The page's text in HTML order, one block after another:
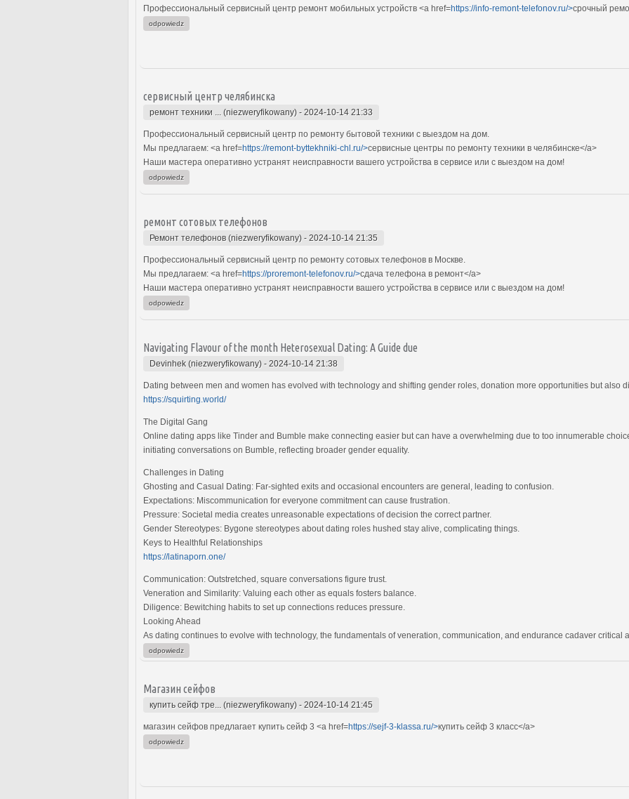
Профессиональный сервисный центр ремонт мобильных устройств <a href=https://info-remont-telefonov.ru/>срочный
odpowiedz
сервисный центр челябинска
ремонт техники ... (niezweryfikowany) - 2024-10-14 21:33
Профессиональный сервисный центр по ремонту бытовой техники с выездом на дом.
Мы предлагаем: <a href=https://remont-byttekhniki-chl.ru/>сервисные центры по ремонту техники в челябинске</a>
Наши мастера оперативно устранят неисправности вашего устройства в сервисе или с выездом на дом!
odpowiedz
ремонт сотовых телефонов
Ремонт телефонов (niezweryfikowany) - 2024-10-14 21:35
Профессиональный сервисный центр по ремонту сотовых телефонов в Москве.
Мы предлагаем: <a href=https://proremont-telefonov.ru/>сдача телефона в ремонт</a>
Наши мастера оперативно устранят неисправности вашего устройства в сервисе или с выездом на дом!
odpowiedz
Navigating Flavour of the month Heterosexual Dating: A Guide due
Devinhek (niezweryfikowany) - 2024-10-14 21:38
Dating between men and women has evolved with technology and shifting gender roles, donation more opportunities but also
https://squirting.world/
The Digital Gang
Online dating apps like Tinder and Bumble make connecting easier but can have a overwhelming due to too innumerable
initiating conversations on Bumble, reflecting broader gender equality.
Challenges in Dating
Ghosting and Casual Dating: Far-sighted exits and occasional encounters are general, leading to confusion.
Expectations: Miscommunication for everyone commitment can cause frustration.
Pressure: Societal media creates unreasonable expectations of decision the correct partner.
Gender Stereotypes: Bygone stereotypes about dating roles hushed stay alive, complicating things.
Keys to Healthful Relationships
https://latinaporn.one/
Communication: Outstretched, square conversations figure trust.
Veneration and Similarity: Valuing each other as equals fosters balance.
Diligence: Bewitching habits to set up connections reduces pressure.
Looking Ahead
As dating continues to evolve with technology, the fundamentals of veneration, communication, and endurance cadaver critical
odpowiedz
Магазин сейфов
купить сейф тре... (niezweryfikowany) - 2024-10-14 21:45
магазин сейфов предлагает купить сейф 3 <a href=https://sejf-3-klassa.ru/>купить сейф 3 класс</a>
odpowiedz